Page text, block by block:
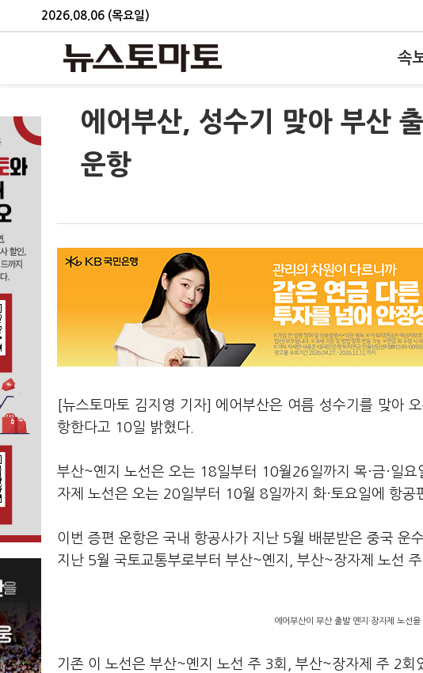
2026.08.06 (목요일)
속
에어부산, 성수기 맞아 부산
운항
[뉴스토마토 김지영 기자] 에어부산은 여름 성수기를 맞아
항한다고 10일 밝혔다.
부산~옌지 노선은 오는 18일부터 10월26일까지 목·금·일
자제 노선은 오는 20일부터 10월 8일까지 화·토요일에 항공
이번 증편 운항은 국내 항공사가 지난 5월 배분받은 중국 운
지난 5월 국토교통부로부터 부산~옌지, 부산~장자제 노선
에어부산이 부산 출발 옌지·장자제 노선
기존 이 노선은 부산~옌지 노선 주 3회, 부산~장자제 주 2